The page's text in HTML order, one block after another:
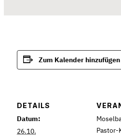
Zum Kalender hinzufügen
DETAILS
Datum:
26.10.
Pastor-